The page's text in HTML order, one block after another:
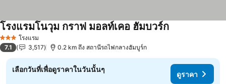
3 ดาว โรงแรม
โรงแรมโนวุม กราฟ มอลท์เคอ ฮัมบวร์ก
7.1 3,517 0.2 km ถึง สถานีรถไฟกลางฮัมบูร์ก
เลือกวันที่เพื่อดูราคาในวันนั้นๆ
ดูราคา